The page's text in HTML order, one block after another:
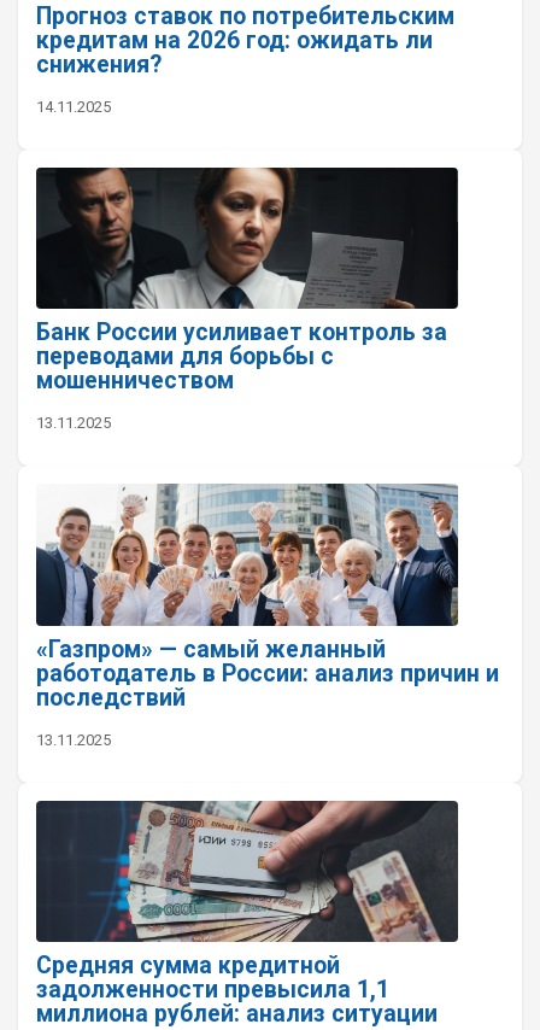
Прогноз ставок по потребительским
кредитам на 2026 год: ожидать ли
снижения?
14.11.2025
Банк России усиливает контроль за
переводами для борьбы с
мошенничеством
13.11.2025
«Газпром» — самый желанный
работодатель в России: анализ причин и
последствий
13.11.2025
Средняя сумма кредитной
задолженности превысила 1,1
миллиона рублей: анализ ситуации